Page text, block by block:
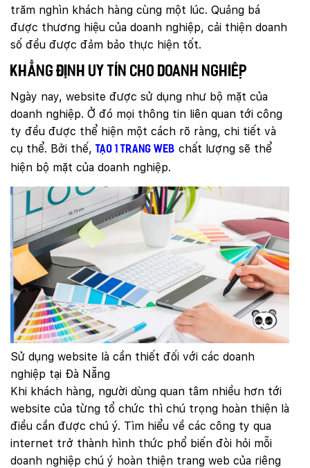
trăm nghìn khách hàng cùng một lúc. Quảng bá
được thương hiệu của doanh nghiệp, cải thiện doanh
số đều được đảm bảo thực hiện tốt.
Khẳng định uy tín cho doanh nghiệp
Ngày nay, website được sử dụng như bộ mặt của
doanh nghiệp. Ở đó mọi thông tin liên quan tới công
ty đều được thể hiện một cách rõ ràng, chi tiết và
cụ thể. Bởi thế, tạo 1 trang web chất lượng sẽ thể
hiện bộ mặt của doanh nghiệp.
Sử dụng website là cần thiết đối với các doanh
nghiệp tại Đà Nẵng
Khi khách hàng, người dùng quan tâm nhiều hơn tới
website của từng tổ chức thì chú trọng hoàn thiện là
điều cần được chú ý. Tìm hiểu về các công ty qua
internet trở thành hình thức phổ biến đòi hỏi mỗi
doanh nghiệp chú ý hoàn thiện trang web của riêng